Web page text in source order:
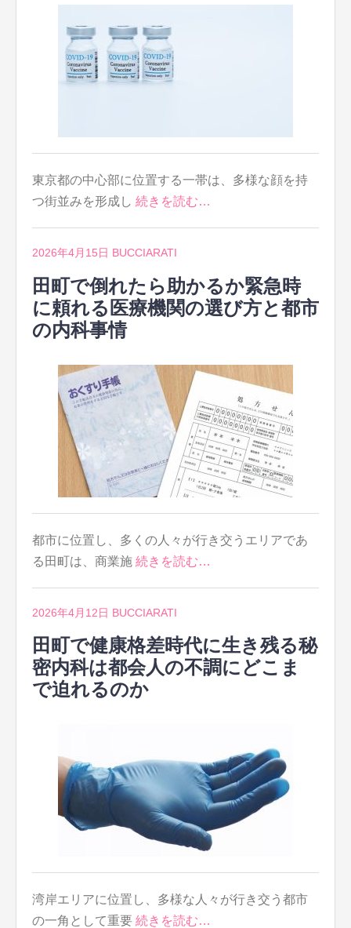
東京都の中心部に位置する一帯は、多様な顔を持
つ街並みを形成し 続きを読む…
2026年4月15日 BUCCIARATI
田町で倒れたら助かるか緊急時
に頼れる医療機関の選び方と都市
の内科事情
都市に位置し、多くの人々が行き交うエリアであ
る田町は、商業施 続きを読む…
2026年4月12日 BUCCIARATI
田町で健康格差時代に生き残る秘
密内科は都会人の不調にどこま
で迫れるのか
湾岸エリアに位置し、多様な人々が行き交う都市
の一角として重要 続きを読む…